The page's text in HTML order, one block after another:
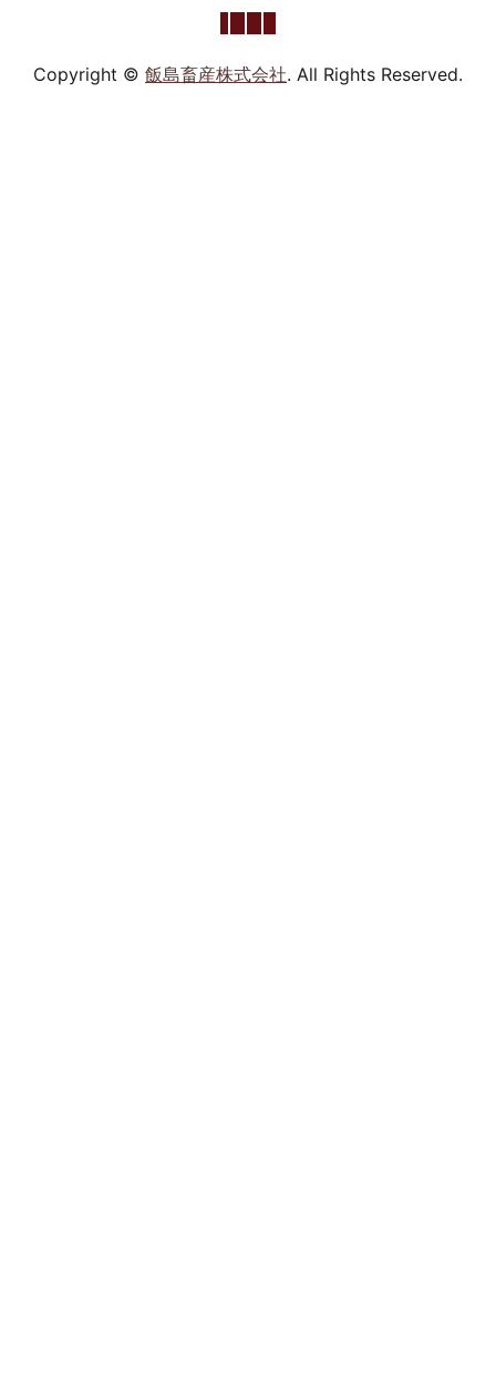
Copyright © 飯島畜産株式会社. All Rights Reserved.